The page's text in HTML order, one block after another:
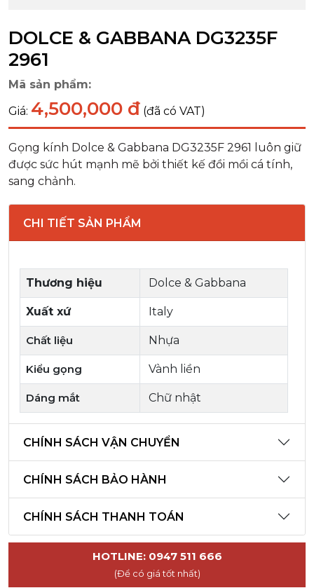
DOLCE & GABBANA DG3235F
2961
Mã sản phẩm:
Giá: 4,500,000 đ (đã có VAT)
Gọng kính Dolce & Gabbana DG3235F 2961 luôn giữ
được sức hút mạnh mẽ bởi thiết kế đồi mồi cá tính,
sang chảnh.
CHI TIẾT SẢN PHẨM
Thương hiệu Dolce & Gabbana
Xuất xứ Italy
Chất liệu Nhựa
Kiểu gọng Vành liền
Dáng mắt Chữ nhật
CHÍNH SÁCH VẬN CHUYỂN
CHÍNH SÁCH BẢO HÀNH
CHÍNH SÁCH THANH TOÁN
HOTLINE: 0947 511 666
(Để có giá tốt nhất)